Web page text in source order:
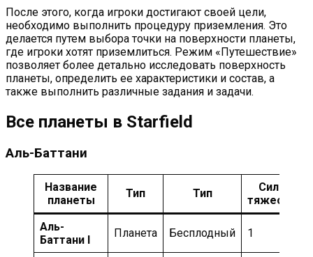
После этого, когда игроки достигают своей цели,
необходимо выполнить процедуру приземления. Это
делается путем выбора точки на поверхности планеты,
где игроки хотят приземлиться. Режим «Путешествие»
позволяет более детально исследовать поверхность
планеты, определить ее характеристики и состав, а
также выполнить различные задания и задачи.
Все планеты в Starfield
Аль-Баттани
Название
планеты
Тип Тип
Сила
тяжести
Аль-
Баттани I
Планета Бесплодный 1